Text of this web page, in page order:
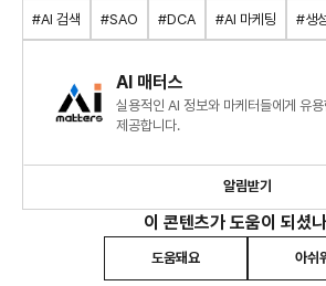
#AI 검색 #SAO #DCA #AI 마케팅 #생
AI 매터스
실용적인 AI 정보와 마케터들에게 유
제공합니다.
알림받기
이 콘텐츠가 도움이 되셨
도움돼요 아쉬